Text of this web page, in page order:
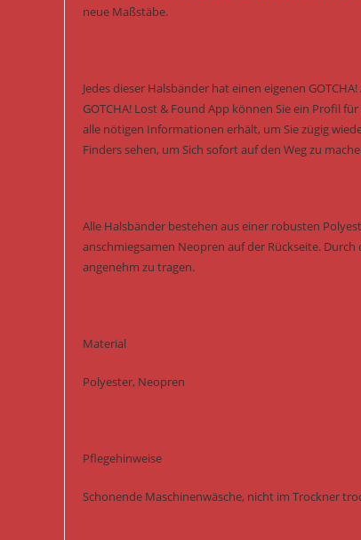
neue Maßstäbe.
Jedes dieser Halsbänder hat einen eigenen
GOTCHA! Lost & Found App können Sie ein Profil
alle nötigen Informationen erhält, um Sie zügig
Finders sehen, um Sich sofort auf den Weg zu
Alle Halsbänder bestehen aus einer robusten
anschmiegsamen Neopren auf der Rückseite.
angenehm zu tragen.
Material
Polyester, Neopren
Pflegehinweise
Schonende Maschinenwäsche, nicht im Trockner